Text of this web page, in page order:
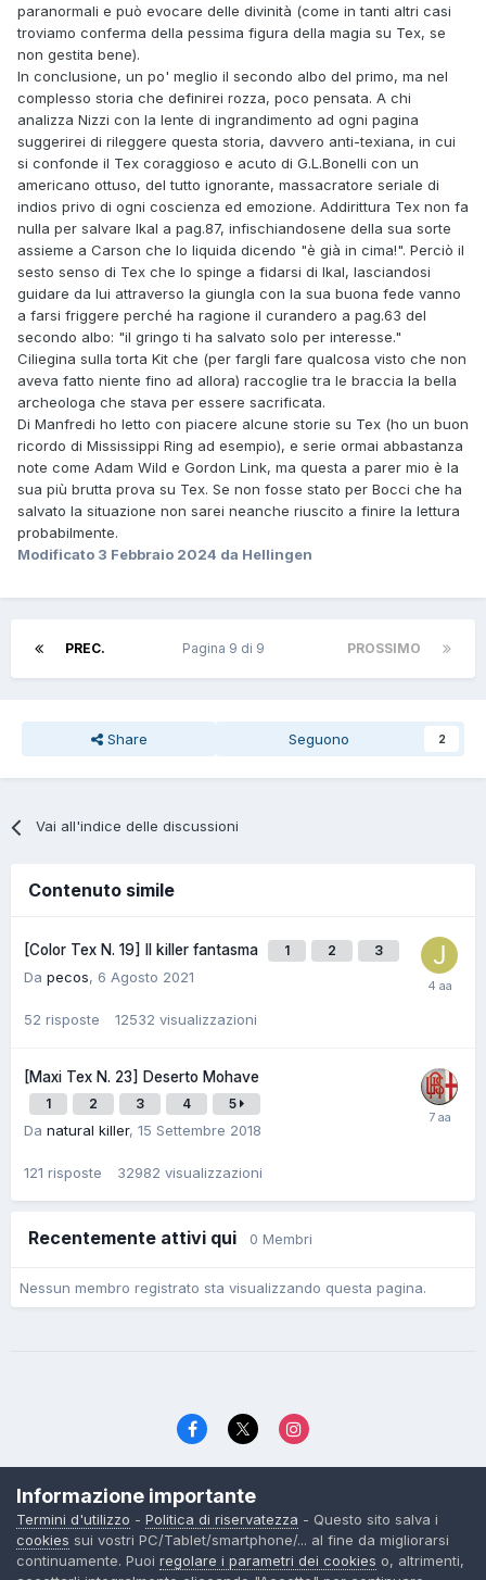
paranormali e può evocare delle divinità (come in tanti altri casi
troviamo conferma della pessima figura della magia su Tex, se
non gestita bene).
In conclusione, un po' meglio il secondo albo del primo, ma nel
complesso storia che definirei rozza, poco pensata. A chi
analizza Nizzi con la lente di ingrandimento ad ogni pagina
suggerirei di rileggere questa storia, davvero anti-texiana, in cui
si confonde il Tex coraggioso e acuto di G.L.Bonelli con un
americano ottuso, del tutto ignorante, massacratore seriale di
indios privo di ogni coscienza ed emozione. Addirittura Tex non fa
nulla per salvare Ikal a pag.87, infischiandosene della sua sorte
assieme a Carson che lo liquida dicendo "è già in cima!". Perciò il
sesto senso di Tex che lo spinge a fidarsi di Ikal, lasciandosi
guidare da lui attraverso la giungla con la sua buona fede vanno
a farsi friggere perché ha ragione il curandero a pag.63 del
secondo albo: "il gringo ti ha salvato solo per interesse."
Ciliegina sulla torta Kit che (per fargli fare qualcosa visto che non
aveva fatto niente fino ad allora) raccoglie tra le braccia la bella
archeologa che stava per essere sacrificata.
Di Manfredi ho letto con piacere alcune storie su Tex (ho un buon
ricordo di Mississippi Ring ad esempio), e serie ormai abbastanza
note come Adam Wild e Gordon Link, ma questa a parer mio è la
sua più brutta prova su Tex. Se non fosse stato per Bocci che ha
salvato la situazione non sarei neanche riuscito a finire la lettura
probabilmente.
Modificato 3 Febbraio 2024 da Hellingen
PREC. PROSSIMO
Pagina 9 di 9
Share Seguono 2
Vai all'indice delle discussioni
Contenuto simile
[Color Tex N. 19] Il killer fantasma 1 2 3
Da pecos, 6 Agosto 2021
52 risposte 12532 visualizzazioni
[Maxi Tex N. 23] Deserto Mohave
1 2 3 4 5
Da natural killer, 15 Settembre 2018
121 risposte 32982 visualizzazioni
Recentemente attivi qui 0 Membri
Nessun membro registrato sta visualizzando questa pagina.
© TexWillerForum dal 2006
Powered by Invision Community
Informazione importante
Termini d'utilizzo - Politica di riservatezza - Questo sito salva i
cookies sui vostri PC/Tablet/smartphone/... al fine da migliorarsi
continuamente. Puoi regolare i parametri dei cookies o, altrimenti,